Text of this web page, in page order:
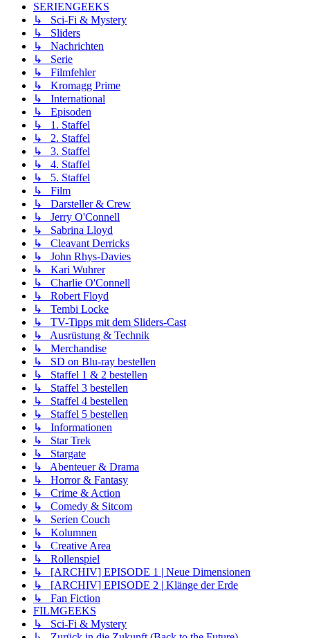
SERIENGEEKS
↳ Sci-Fi & Mystery
↳ Sliders
↳ Nachrichten
↳ Serie
↳ Filmfehler
↳ Kromagg Prime
↳ International
↳ Episoden
↳ 1. Staffel
↳ 2. Staffel
↳ 3. Staffel
↳ 4. Staffel
↳ 5. Staffel
↳ Film
↳ Darsteller & Crew
↳ Jerry O'Connell
↳ Sabrina Lloyd
↳ Cleavant Derricks
↳ John Rhys-Davies
↳ Kari Wuhrer
↳ Charlie O'Connell
↳ Robert Floyd
↳ Tembi Locke
↳ TV-Tipps mit dem Sliders-Cast
↳ Ausrüstung & Technik
↳ Merchandise
↳ SD on Blu-ray bestellen
↳ Staffel 1 & 2 bestellen
↳ Staffel 3 bestellen
↳ Staffel 4 bestellen
↳ Staffel 5 bestellen
↳ Informationen
↳ Star Trek
↳ Stargate
↳ Abenteuer & Drama
↳ Horror & Fantasy
↳ Crime & Action
↳ Comedy & Sitcom
↳ Serien Couch
↳ Kolumnen
↳ Creative Area
↳ Rollenspiel
↳ [ARCHIV] EPISODE 1 | Neue Dimensionen
↳ [ARCHIV] EPISODE 2 | Klänge der Erde
↳ Fan Fiction
FILMGEEKS
↳ Sci-Fi & Mystery